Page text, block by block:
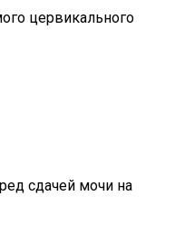
цервикального
сдачей мочи на